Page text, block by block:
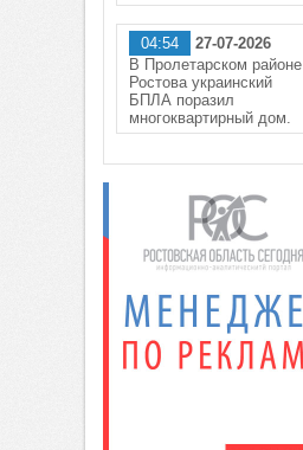
04:54
27-07-2026
В Пролетарском районе
Ростова украинский
БПЛА поразил
многоквартирный дом.